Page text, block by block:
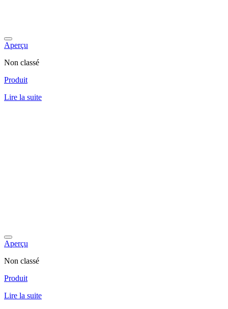
Aperçu
Non classé
Produit
Lire la suite
Aperçu
Non classé
Produit
Lire la suite